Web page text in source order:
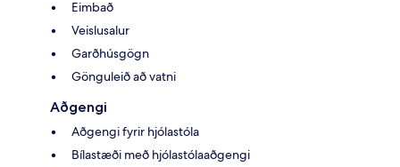
Eimbað
Veislusalur
Garðhúsgögn
Gönguleið að vatni
Aðgengi
Aðgengi fyrir hjólastóla
Bílastæði með hjólastólaaðgengi